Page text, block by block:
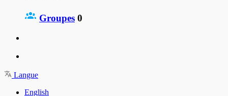
Groupes 0
Langue
English